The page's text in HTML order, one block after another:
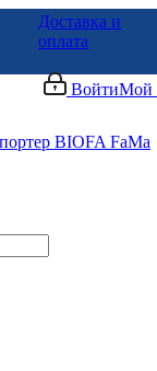
Доставка и
оплата
ВойтиМой